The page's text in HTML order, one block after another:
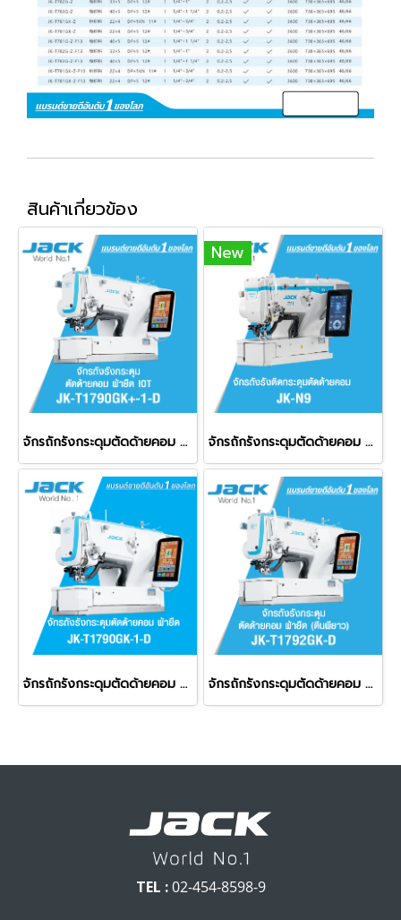
สินค้าเกี่ยวข้อง
จักรถักรังกระดุมตัดด้ายคอม ผ้ายืด ระบบ IOT JACK รุ่น JK-T1790GK+-1-D
New
จักรถักรังกระดุมตัดด้ายคอม ผ้ายืด JACK รุ่น JK-N9
จักรถักรังกระดุมตัดด้ายคอม ผ้ายืด JACK รุ่น JK-T1790GK-1-D จักรถักรังกระดุมตัดด้ายคอม ผ้ายืด (ตีนผียาว) JACK รุ่น JK-T1792GK-D
TEL :02-454-8598-9